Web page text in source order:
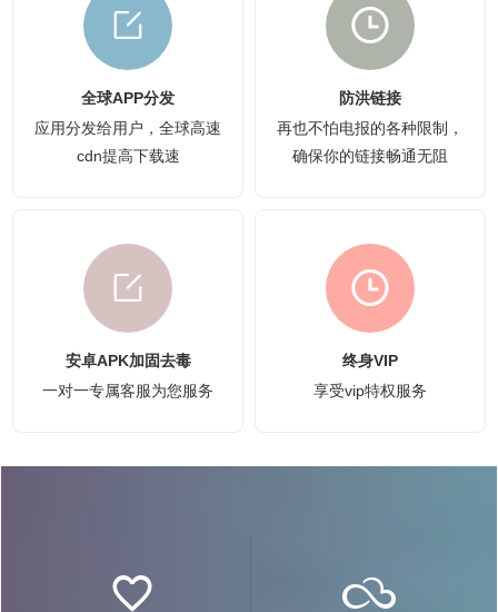
全球APP分发
应用分发给用户，全球高速
cdn提高下载速
防洪链接
再也不怕电报的各种限制，
确保你的链接畅通无阻
安卓APK加固去毒
一对一专属客服为您服务
终身VIP
享受vip特权服务